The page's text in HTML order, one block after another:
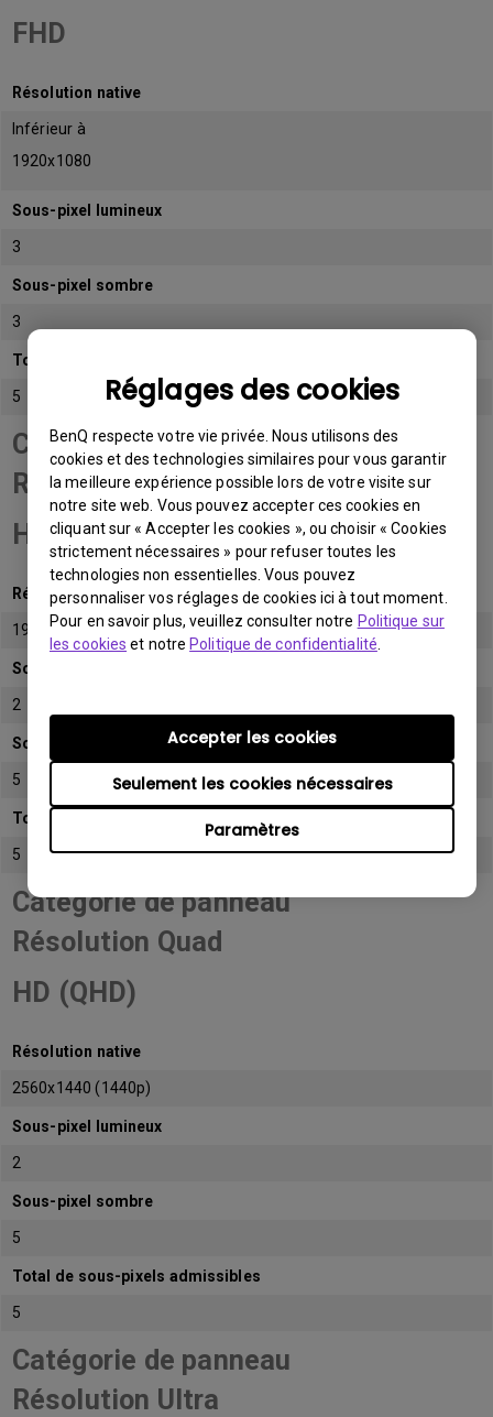
Réglages des cookies
BenQ respecte votre vie privée. Nous utilisons des
cookies et des technologies similaires pour vous garantir
la meilleure expérience possible lors de votre visite sur
notre site web. Vous pouvez accepter ces cookies en
cliquant sur « Accepter les cookies », ou choisir « Cookies
strictement nécessaires » pour refuser toutes les
technologies non essentielles. Vous pouvez
personnaliser vos réglages de cookies ici à tout moment.
Pour en savoir plus, veuillez consulter notre Politique sur
les cookies et notrePolitique de confidentialité
Paramètres
Seulement les cookies nécessaires
Accepter les cookies
FHD
Résolution native
Inférieur à
1920x1080
Sous-pixel lumineux
3
Sous-pixel sombre
3
Total de sous-pixels admissibles
5
Catégorie de panneau
Résolution Full
HD (FHD)
Résolution native
1920x1080 (1080p)
Sous-pixel lumineux
2
Sous-pixel sombre
5
Total de sous-pixels admissibles
5
Catégorie de panneau
Résolution Quad
HD (QHD)
Résolution native
2560x1440 (1440p)
Sous-pixel lumineux
2
Sous-pixel sombre
5
Total de sous-pixels admissibles
5
Catégorie de panneau
Résolution Ultra